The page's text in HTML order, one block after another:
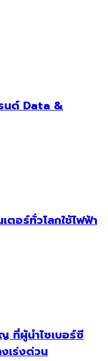
นด์ Data &
อร์ทั่วโลกใช้ไฟฟ้า
ที่ผู้นำไซเบอร์ซี
เร่งด่วน